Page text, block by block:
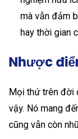
mà vẫn đảm
hay thời gian
Nhược
Mọi thứ trên đời
vậy. Nó mang
cũng vẫn còn